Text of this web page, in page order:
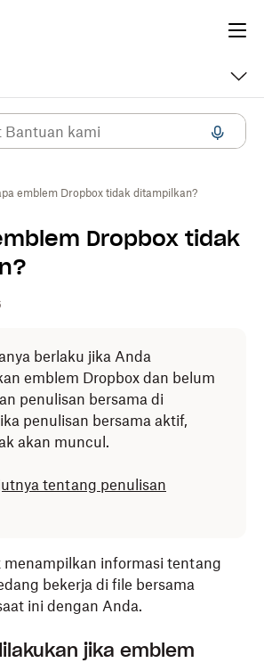
emblem Dropbox tidak ditampilkan?
Dropbox tidak
berlaku jika Anda
emblem Dropbox dan belum
penulisan bersama di
penulisan bersama aktif,
akan muncul.
tentang penulisan
menampilkan informasi tentang
bekerja di file bersama
ini dengan Anda.
jika emblem